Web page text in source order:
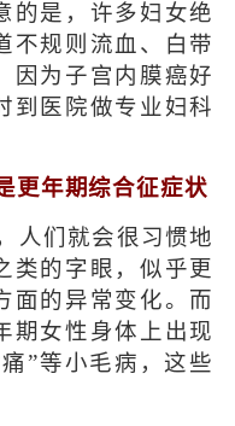
的是，许多妇女绝
不规则流血、白带
因为子宫内膜癌好
到医院做专业妇科
更年期综合征症状
人们就会很习惯地
类的字眼，似乎更
面的异常变化。而
期女性身体上出现
”等小毛病，这些